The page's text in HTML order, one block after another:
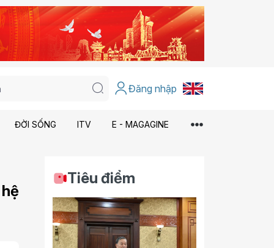
Đăng nhập
ĐỜI SỐNG ITV E - MAGAGINE
Tiêu điểm